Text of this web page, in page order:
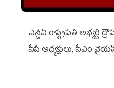
ఎన్డీఏ రాష్ట్ర‌ప‌తి అభ్య‌ర్థి
సీపీ అధ్య‌క్షులు, సీఎం